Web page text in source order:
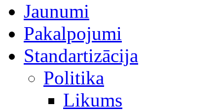
Jaunumi
Pakalpojumi
Standartizācija
Politika
Likums